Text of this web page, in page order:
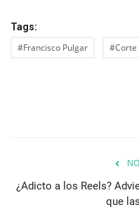
Tags:
#Francisco Pulgar #Corte
¿Adicto a los Reels?
que